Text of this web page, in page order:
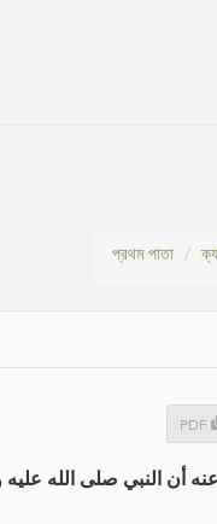
প্রথম পাতা
PDF
أن النبي صلى الله عليه